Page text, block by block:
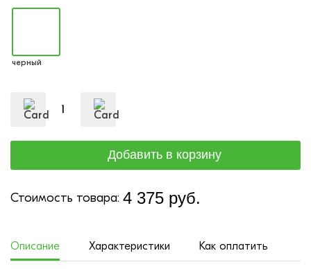
черный
Стоимость товара: 4 375 руб.
Описание Характеристики Как оплатить